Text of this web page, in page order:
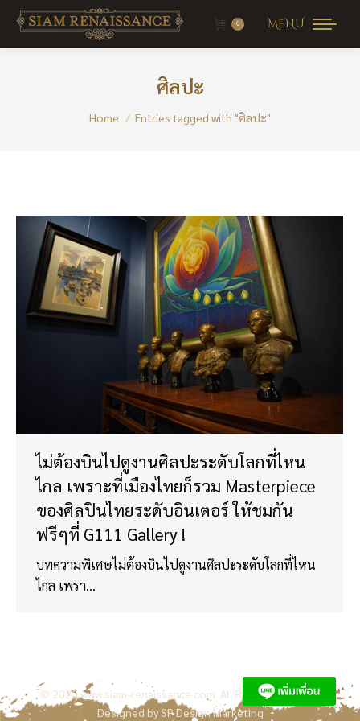
MENU
0
ศิลปะ
Home Entries tagged with "ศิลปะ"
ไม่ต้องบินไปดูงานศิลปะระดับโลกที่ไหน
ไกล เพราะที่เมืองไทยก็รวม Masterpiece
ของศิลปินไทยระดับอินเตอร์ ให้ชมกัน
ฟรีๆที่ G111 Gallery !
บทความพิเศษไม่ต้องบินไปดูงานศิลปะระดับโลกที่ไหน
ไกล เพรา…
© 2020www.siam-renaissance.com. All Rights Reserved.
Designed bySP Design Marketing